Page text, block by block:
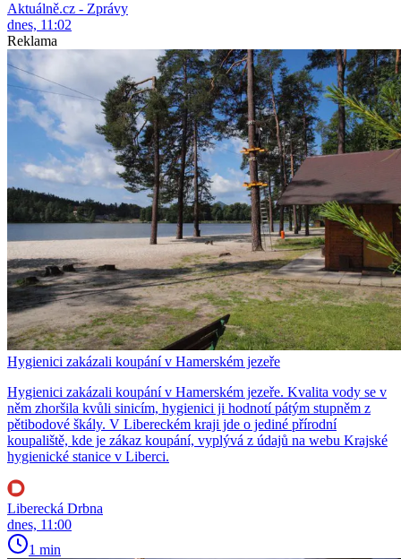
Aktuálně.cz - Zprávy
dnes, 11:02
Reklama
Hygienici zakázali koupání v Hamerském jezeře
Hygienici zakázali koupání v Hamerském jezeře. Kvalita vody se v
něm zhoršila kvůli sinicím, hygienici ji hodnotí pátým stupněm z
pětibodové škály. V Libereckém kraji jde o jediné přírodní
koupaliště, kde je zákaz koupání, vyplývá z údajů na webu Krajské
hygienické stanice v Liberci.
Liberecká Drbna
dnes, 11:00
1 min